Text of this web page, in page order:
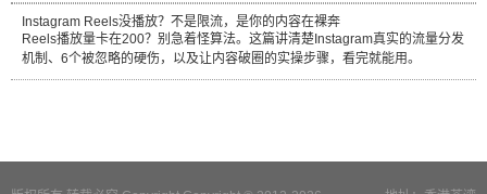
Instagram Reels没播放？不是限流，是你的内容在裸奔
Reels播放量卡在200？别急着怪算法。这篇讲清楚Instagram真实的流量分发
机制、6个被忽略的硬伤，以及让内容破圈的实操步骤，看完就能用。